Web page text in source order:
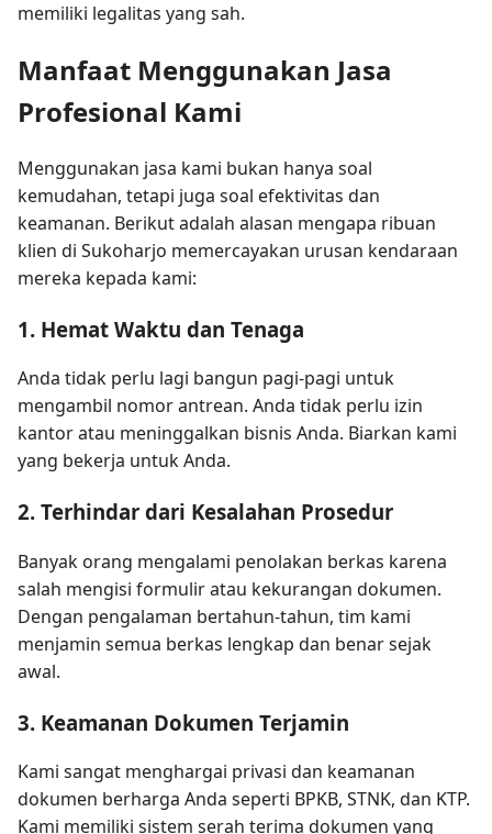
memiliki legalitas yang sah.
Manfaat Menggunakan Jasa
Profesional Kami
Menggunakan jasa kami bukan hanya soal
kemudahan, tetapi juga soal efektivitas dan
keamanan. Berikut adalah alasan mengapa ribuan
klien di Sukoharjo memercayakan urusan kendaraan
mereka kepada kami:
1. Hemat Waktu dan Tenaga
Anda tidak perlu lagi bangun pagi-pagi untuk
mengambil nomor antrean. Anda tidak perlu izin
kantor atau meninggalkan bisnis Anda. Biarkan kami
yang bekerja untuk Anda.
2. Terhindar dari Kesalahan Prosedur
Banyak orang mengalami penolakan berkas karena
salah mengisi formulir atau kekurangan dokumen.
Dengan pengalaman bertahun-tahun, tim kami
menjamin semua berkas lengkap dan benar sejak
awal.
3. Keamanan Dokumen Terjamin
Kami sangat menghargai privasi dan keamanan
dokumen berharga Anda seperti BPKB, STNK, dan KTP.
Kami memiliki sistem serah terima dokumen yang